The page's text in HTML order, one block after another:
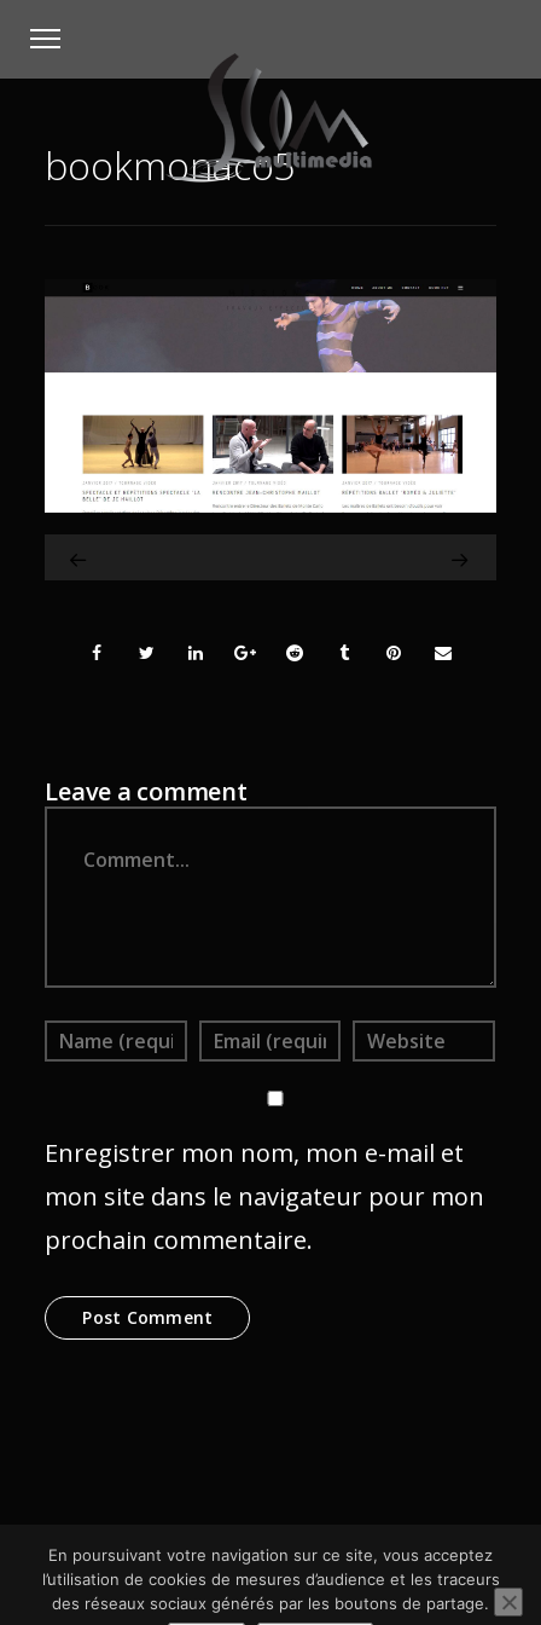
bookmonaco5
Leave a comment
Enregistrer mon nom, mon e-mail et
mon site dans le navigateur pour mon
prochain commentaire.
En poursuivant votre navigation sur ce site, vous acceptez
l’utilisation de cookies de mesures d’audience et les traceurs
des réseaux sociaux générés par les boutons de partage.